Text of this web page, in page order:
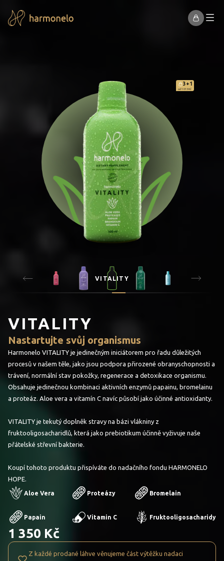
3+1
od 1 013 Kč
VITALITY
VITALITY
Nastartujte svůj organismus
Harmonelo VITALITY je jedinečným iniciátorem pro řadu důležitých
procesů v našem těle, jako jsou podpora přirozené obranyschopnosti a
trávení, normální stav pokožky, regenerace a detoxikace organismu.
Obsahuje jedinečnou kombinaci aktivních enzymů papainu, bromelainu
a proteáz. Aloe vera a vitamín C navíc působí jako účinné antioxidanty.
VITALITY je tekutý doplněk stravy na bázi vlákniny z
fruktooligosacharidlů, která jako prebiotikum účinně vyživuje naše
přátelské střevní bakterie.
Koupí tohoto produktu přispíváte do nadačního fondu HARMONELO
HOPE.
Aloe Vera Proteázy Bromelain
Papain Vitamin C Fruktooligosacharidy
1 350 Kč
Z každé prodané láhve věnujeme část výtěžku nadaci